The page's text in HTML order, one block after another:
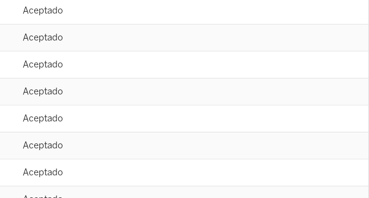
Aceptado
Aceptado
Aceptado
Aceptado
Aceptado
Aceptado
Aceptado